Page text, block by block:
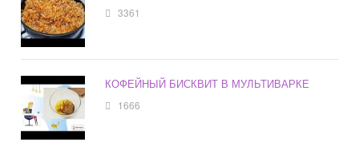
3361
КОФЕЙНЫЙ БИСКВИТ В МУЛЬТИВАРКЕ
1666